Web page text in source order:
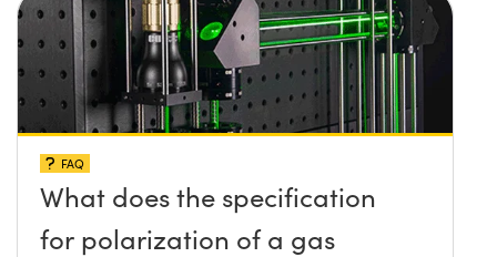
FAQ
What does the specification
for polarization of a gas